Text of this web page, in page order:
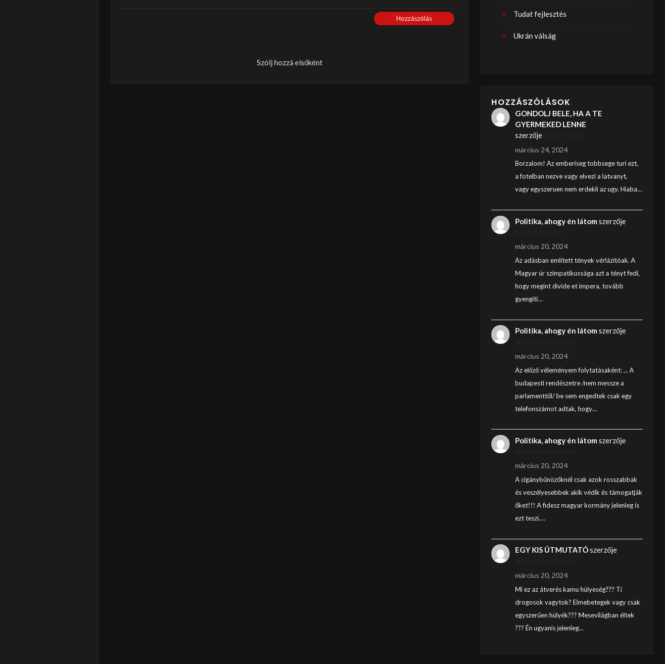
Hozzászólás
Szólj hozzá elsőként
Tudat fejlesztés
Ukrán válság
HOZZÁSZÓLÁSOK
GONDOLJ BELE, HA A TE
GYERMEKED LENNE
szerzője
március 24, 2024
Borzalom! Az emberiseg tobbsege turi ezt,
a fotelban nezve vagy elvezi a latvanyt,
vagy egyszeruen nem erdekli az ugy. Hiaba…
Politika, ahogy én látom szerzője
március 20, 2024
Az adásban említett tények vérlázítóak. A
Magyar úr szimpatikussága azt a tényt fedi,
hogy megint divide et impera, tovább
gyengíti…
Politika, ahogy én látom szerzője
március 20, 2024
Az előző véleményem folytatásaként: ... A
budapesti rendészetre /nem messze a
parlamenttől/ be sem engedtek csak egy
telefonszámot adtak, hogy…
Politika, ahogy én látom szerzője
március 20, 2024
A cigánybűnözőknél csak azok rosszabbak
és veszélyesebbek akik védik és támogatják
őket!!! A fidesz magyar kormány jelenleg is
ezt teszi.…
EGY KIS ÚTMUTATÓszerzője
március 20, 2024
Mi ez az átverés kamu hülyeség??? Ti
drogosok vagytok? Elmebetegek vagy csak
egyszerűen hülyék??? Mesevilágban éltek
??? Én ugyanis jelenleg…